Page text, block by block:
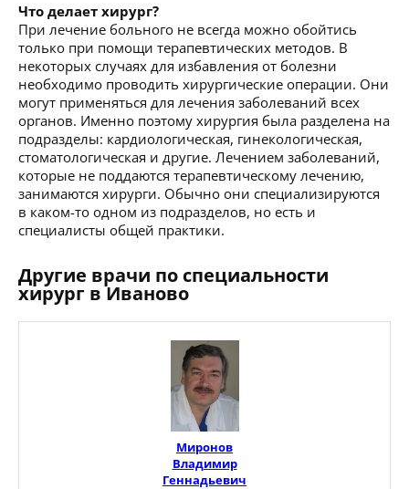
Что делает хирург?
При лечение больного не всегда можно обойтись
только при помощи терапевтических методов. В
некоторых случаях для избавления от болезни
необходимо проводить хирургические операции. Они
могут применяться для лечения заболеваний всех
органов. Именно поэтому хирургия была разделена на
подразделы: кардиологическая, гинекологическая,
стоматологическая и другие. Лечением заболеваний,
которые не поддаются терапевтическому лечению,
занимаются хирурги. Обычно они специализируются
в каком-то одном из подразделов, но есть и
специалисты общей практики.
Другие врачи по специальности
хирург в Иваново
Миронов
Владимир
Геннадьевич